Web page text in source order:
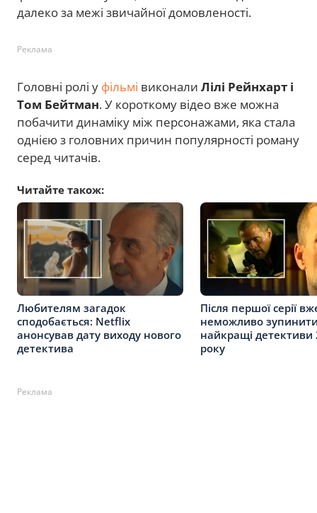
далеко за межі звичайної домовленості.
Реклама
Головні ролі у фільмі виконали Лілі Рейнхарт і
Том Бейтман. У короткому відео вже можна
побачити динаміку між персонажами, яка стала
однією з головних причин популярності роману
серед читачів.
Читайте також:
Любителям загадок
сподобається: Netflix
анонсував дату виходу нового
детектива
Після першої серії
неможливо
найкращі детективи
року
Реклама